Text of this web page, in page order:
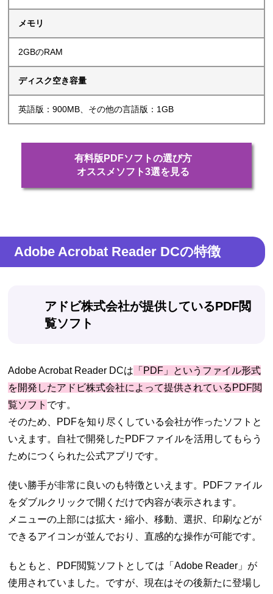
メモリ
2GBのRAM
ディスク空き容量
英語版：900MB、その他の言語版：1GB
有料版PDFソフトの選び方
オススメソフト3選を見る
Adobe Acrobat Reader DCの特徴
アドビ株式会社が提供しているPDF閲
覧ソフト
Adobe Acrobat Reader DCは 「PDF」というファイル形式
を開発したアドビ株式会社によって提供されているPDF閲
覧ソフト です。
そのため、PDFを知り尽くしている会社が作ったソフトと
いえます。自社で開発したPDFファイルを活用してもらう
ためにつくられた公式アプリです。
使い勝手が非常に良いのも特徴といえます。PDFファイル
をダブルクリックで開くだけで内容が表示されます。
メニューの上部には拡大・縮小、移動、選択、印刷などが
できるアイコンが並んでおり、直感的な操作が可能です。
もともと、PDF閲覧ソフトとしては「Adobe Reader」が
使用されていました。ですが、現在はその後新たに登場し